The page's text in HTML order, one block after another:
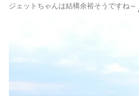
ジェットちゃんは結構余裕そうですね～